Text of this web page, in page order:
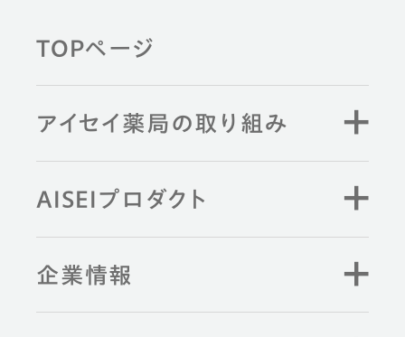
TOPページ
アイセイ薬局の取り組み
AISEIプロダクト
企業情報